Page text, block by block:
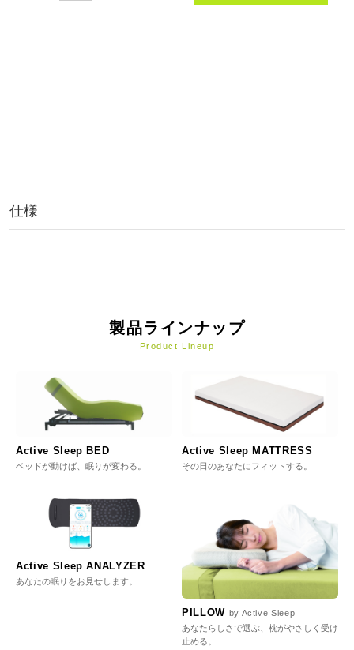
仕様
製品ラインナップ
Product Lineup
Active Sleep BED
ベッドが動けば、眠りが変わる。
Active Sleep MATTRESS
その日のあなたにフィットする。
Active Sleep ANALYZER
あなたの眠りをお見せします。
PILLOW by Active Sleep
あなたらしさで選ぶ、枕がやさしく受け
止める。